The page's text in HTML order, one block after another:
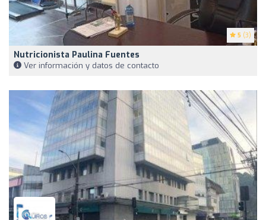
5 (3)
Nutricionista Paulina Fuentes
Ver información y datos de contacto